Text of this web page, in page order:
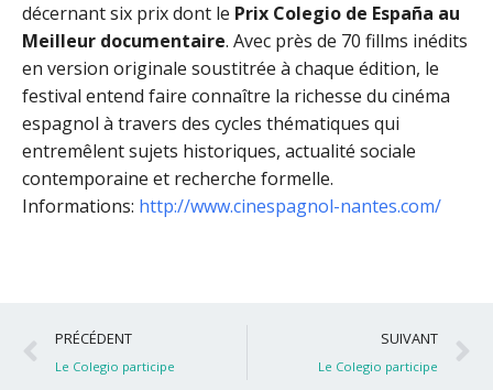
décernant six prix dont le Prix Colegio de España au
Meilleur documentaire. Avec près de 70 fillms inédits
en version originale soustitrée à chaque édition, le
festival entend faire connaître la richesse du cinéma
espagnol à travers des cycles thématiques qui
entremêlent sujets historiques, actualité sociale
contemporaine et recherche formelle.
Informations: http://www.cinespagnol-nantes.com/
Précédent
PRÉCÉDENT
Le Colegio participe
SUIVANT
Le Colegio participe